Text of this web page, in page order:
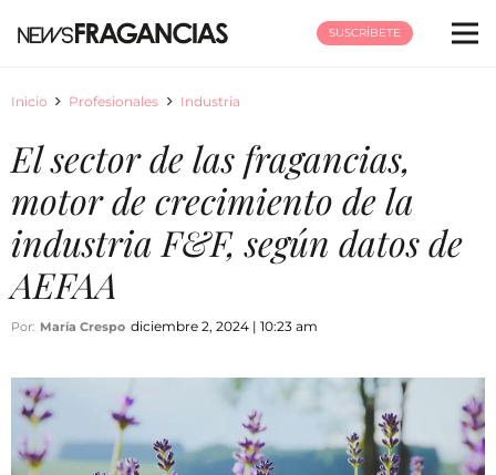
SUSCRÍBETE
Inicio Profesionales Industria
El sector de las fragancias,
motor de crecimiento de la
industria F&F, según datos de
AEFAA
Por: María Crespo diciembre 2, 2024 | 10:23 am